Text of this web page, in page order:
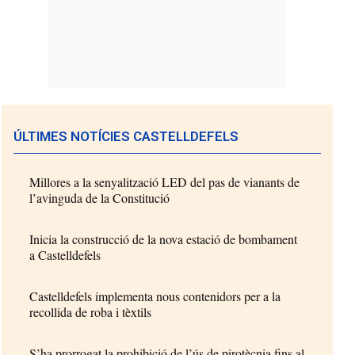
ÚLTIMES NOTÍCIES CASTELLDEFELS
Millores a la senyalització LED del pas de vianants de
l’avinguda de la Constitució
Inicia la construcció de la nova estació de bombament
a Castelldefels
Castelldefels implementa nous contenidors per a la
recollida de roba i tèxtils